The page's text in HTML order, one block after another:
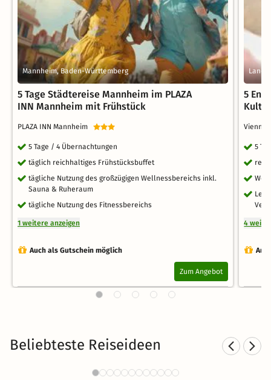
Mannheim, Baden-Württemberg
5 Tage Städtereise Mannheim im PLAZA
INN Mannheim mit Frühstück
PLAZA INN Mannheim
5 Tage / 4 Übernachtungen
täglich reichhaltiges Frühstücksbuffet
tägliche Nutzung des großzügigen Wellnessbereichs inkl.
Sauna & Ruheraum
tägliche Nutzung des Fitnessbereichs
1 weitere anzeigen
Auch als Gutschein möglich
Zum Angebot
5
Vienna
5
4
Beliebteste Reiseideen
Städtereisen nach München
340 Angebote